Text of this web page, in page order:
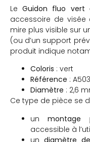
LeGuidon fluo vert
accessoire de
mire plus visible sur
(ou d’un support
produit indique
Coloris : vert
Référence :
Diamètre : 2,6
Ce type de pièce se
unmontage
accessible à
undiamètre